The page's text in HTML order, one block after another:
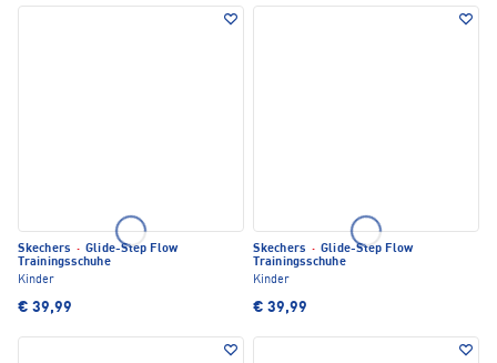
Skechers · Glide-Step Flow
Trainingsschuhe
Kinder
€ 39,99
Skechers · Glide-Step Flow
Trainingsschuhe
Kinder
€ 39,99